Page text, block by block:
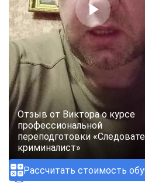
Рассчитать стоимость
Отзыв от Виктора о курсе
профессиональной
переподготовки
криминалист»